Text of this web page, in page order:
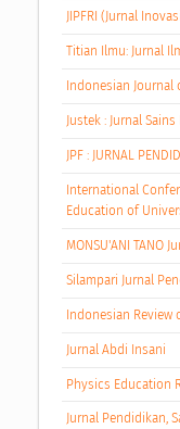
JIPFRI (Jurnal
Titian Ilmu: Jurnal
Indonesian Journal
Justek : Jurnal
JPF : JURNAL
International
Education of
MONSU'ANI TANO
Silampari Jurnal
Indonesian Review
Jurnal Abdi Insani
Physics Education
Jurnal Pendidikan,